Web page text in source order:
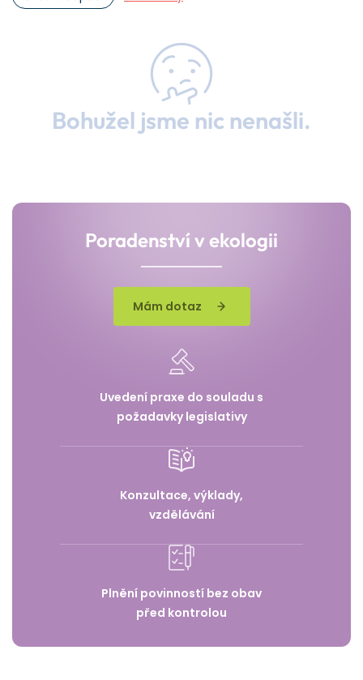
Bohužel jsme nic nenašli.
Poradenství v ekologii
Mám dotaz
Uvedení praxe do souladu s
požadavky legislativy
Konzultace, výklady,
vzdělávání
Plnění povinností bez obav
před kontrolou